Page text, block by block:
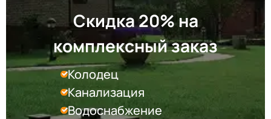
Скидка 20% на
комплексный заказ
Колодец
Канализация
Водоснабжение